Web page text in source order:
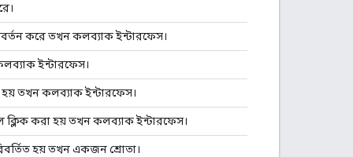
করে তখন কলব্যাক ইন্টারফেস।
ইন্টারফেস।
হয় তখন কলব্যাক ইন্টারফেস।
ক্লিক করা হয় তখন কলব্যাক ইন্টারফেস।
হয় তখন একজন শ্রোতা।